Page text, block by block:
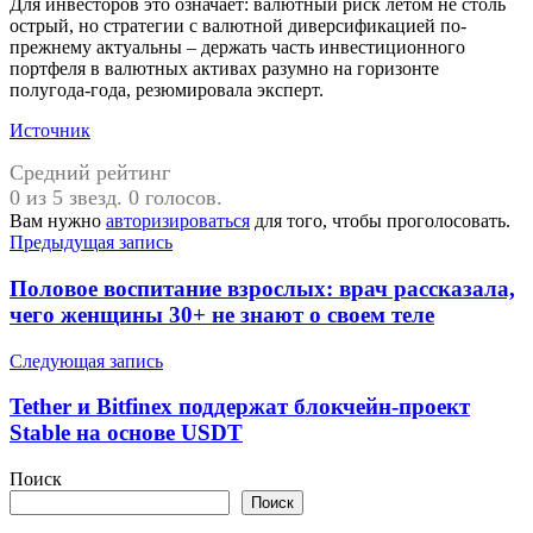
Для инвесторов это означает: валютный риск летом не столь
острый, но стратегии с валютной диверсификацией по-
прежнему актуальны – держать часть инвестиционного
портфеля в валютных активах разумно на горизонте
полугода-года, резюмировала эксперт.
Источник
Средний рейтинг
0 из 5 звезд. 0 голосов.
Вам нужно авторизироваться для того, чтобы проголосовать.
Навигация
по
записям
Предыдущая запись
Половое воспитание взрослых: врач рассказала,
чего женщины 30+ не знают о своем теле
Следующая запись
Tether и Bitfinex поддержат блокчейн-проект
Stable на основе USDT
Поиск
Поиск